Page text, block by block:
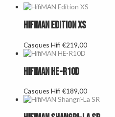
HifiMAN Edition XS
Casques Hifi €219,00
HifiMAN HE-R10D
Casques Hifi €189,00